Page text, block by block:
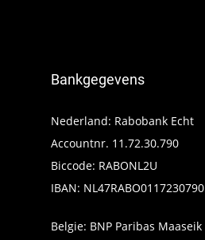
Bankgegevens
Nederland: Rabobank Echt
Accountnr. 11.72.30.790
Biccode: RABONL2U
IBAN: NL47RABO0117230790
Belgie: BNP Paribas Maaseik